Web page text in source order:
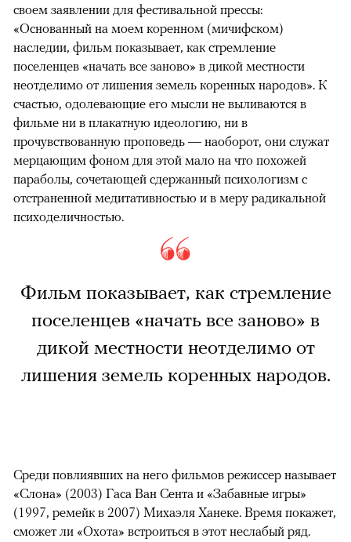
своем заявлении для фестивальной прессы:
«Основанный на моем коренном (мичифском)
наследии, фильм показывает, как стремление
поселенцев «начать все заново» в дикой местности
неотделимо от лишения земель коренных народов». К
счастью, одолевающие его мысли не выливаются в
фильме ни в плакатную идеологию, ни в
прочувствованную проповедь — наоборот, они служат
мерцающим фоном для этой мало на что похожей
параболы, сочетающей сдержанный психологизм с
отстраненной медитативностью и в меру радикальной
психоделичностью.
Фильм показывает, как стремление
поселенцев «начать все заново» в
дикой местности неотделимо от
лишения земель коренных народов.
Среди повлиявших на него фильмов режиссер называет
«Слона» (2003) Гаса Ван Сента и «Забавные игры»
(1997, ремейк в 2007) Михаэля Ханеке. Время покажет,
сможет ли «Охота» встроиться в этот неслабый ряд.